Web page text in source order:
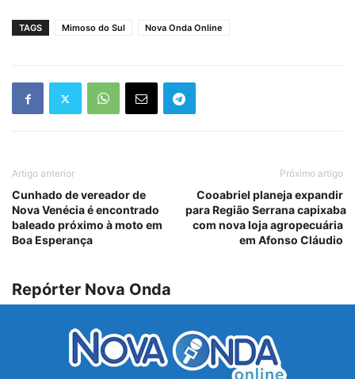
TAGS Mimoso do Sul Nova Onda Online
Artigo anterior
Cunhado de vereador de
Nova Venécia é encontrado
baleado próximo à moto em
Boa Esperança
Próximo artigo
Cooabriel planeja expandir
para Região Serrana capixaba
com nova loja agropecuária
em Afonso Cláudio
Repórter Nova Onda